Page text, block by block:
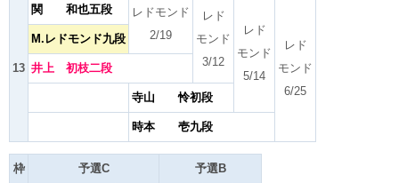
13
関 和也五段
レドモンド
2/19
レド
モンド
3/12
レド
モンド
5/14
レド
モンド
6/25
M.レドモンド九段
井上 初枝二段
寺山 怜初段
時本 壱九段
枠 予選C 予選B